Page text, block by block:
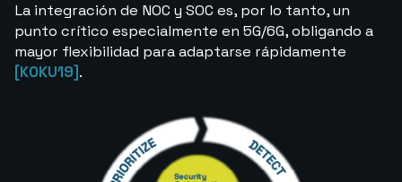
La integración de NOC y SOC es, por lo tanto, un
punto crítico especialmente en 5G/6G, obligando a
mayor flexibilidad para adaptarse rápidamente
[KOKU19].